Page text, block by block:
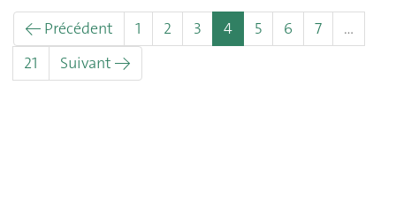
← Précédent 1 2 3 4(actuel)
5 6 7
…
21
Suivant →